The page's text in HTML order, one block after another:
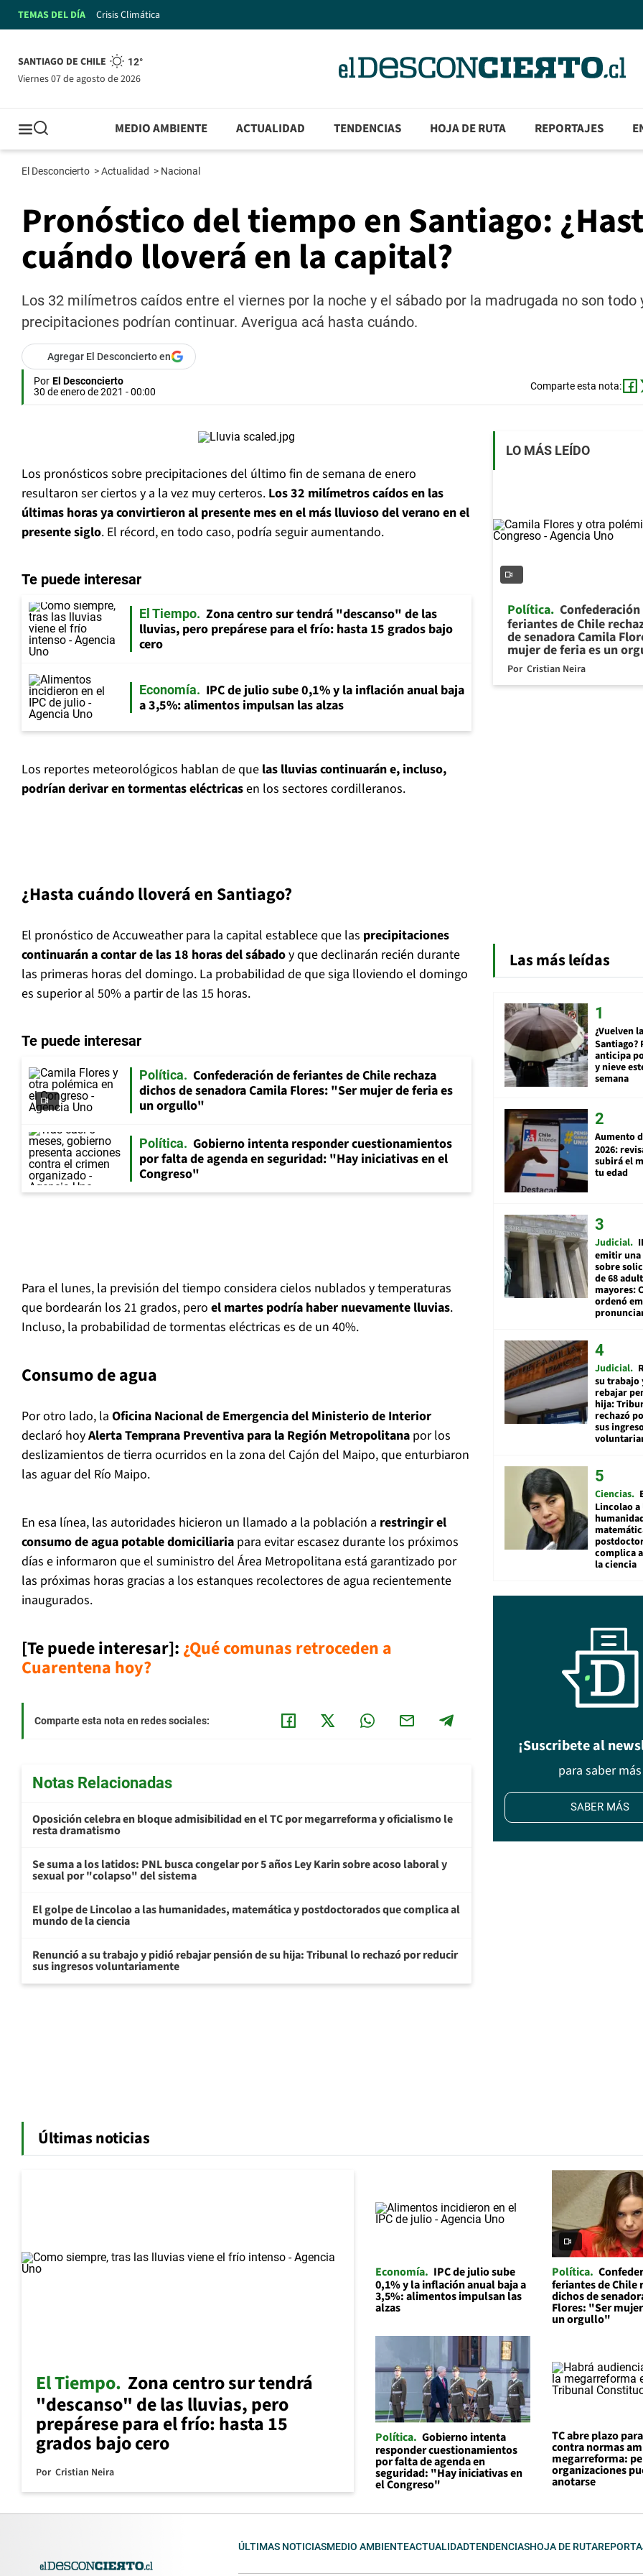
TEMAS DEL DÍA Crisis Climática
SANTIAGO DE CHILE 12°
viernes 07 de agosto de 2026
MEDIO AMBIENTE ACTUALIDAD TENDENCIAS HOJA DE RUTA REPORTAJES
El Desconcierto >Actualidad > Nacional
Pronóstico del tiempo en Santiago:
cuándo lloverá en la capital?
Los 32 milímetros caídos entre el viernes por la noche y el sábado por la madrugada no son todo
precipitaciones podrían continuar. Averigua acá hasta cuándo.
Agregar El Desconcierto en
Por El Desconcierto
30 de enero de 2021 - 00:00
Comparte esta nota:
Los pronósticos sobre precipitaciones del último fin de semana de enero
resultaron ser ciertos y a la vez muy certeros. Los 32 milímetros caídos en las
últimas horas ya convirtieron al presente mes en el más lluvioso del verano en el
presente siglo. El récord, en todo caso, podría seguir aumentando.
Te puede interesar
El Tiempo
Zona centro sur tendrá "descanso" de las
lluvias, pero prepárese para el frío: hasta 15 grados bajo
cero
Economía
IPC de julio sube 0,1% y la inflación anual baja
a 3,5%: alimentos impulsan las alzas
Los reportes meteorológicos hablan de que las lluvias continuarán e, incluso,
podrían derivar en tormentas eléctricasen los sectores cordilleranos.
¿Hasta cuándo lloverá en Santiago?
El pronóstico de Accuweather para la capital establece que las precipitaciones
continuarán a contar de las 18 horas del sábadoy que declinarán recién durante
las primeras horas del domingo. La probabilidad de que siga lloviendo el domingo
es superior al 50% a partir de las 15 horas.
Te puede interesar
Política
Confederación de feriantes de Chile rechaza
dichos de senadora Camila Flores: "Ser mujer de feria es
un orgullo"
Política
Gobierno intenta responder cuestionamientos
por falta de agenda en seguridad: "Hay iniciativas en el
Congreso"
Para el lunes, la previsión del tiempo considera cielos nublados y temperaturas
que bordearán los 21 grados, pero el martes podría haber nuevamente lluvias.
Incluso, la probabilidad de tormentas eléctricas es de un 40%.
Consumo de agua
Por otro lado, la Oficina Nacional de Emergencia del Ministerio de Interior
declaró hoyAlerta Temprana Preventiva para la Región Metropolitana por los
deslizamientos de tierra ocurridos en la zona del Cajón del Maipo, que enturbiaron
las aguar del Río Maipo.
En esa línea, las autoridades hicieron un llamado a la población a restringir el
consumo de agua potable domiciliaria para evitar escasez durante los próximos
días e informaron que el suministro del Área Metropolitana está garantizado por
las próximas horas gracias a los estanques recolectores de agua recientemente
inaugurados.
[Te puede interesar]: ¿Qué comunas retroceden a
Cuarentena hoy?
Comparte esta nota en redes sociales:
Notas Relacionadas
Oposición celebra en bloque admisibilidad en el TC por megarreforma y oficialismo le
resta dramatismo
Se suma a los latidos: PNL busca congelar por 5 años Ley Karin sobre acoso laboral y
sexual por "colapso" del sistema
El golpe de Lincolao a las humanidades, matemática y postdoctorados que complica al
mundo de la ciencia
Renunció a su trabajo y pidió rebajar pensión de su hija: Tribunal lo rechazó por reducir
sus ingresos voluntariamente
LO MÁS LEÍDO
Política Confederación
feriantes de Chile
de senadora Camila
mujer de feria es un
Por Cristian Neira
Las más leídas
¿Vuelven
Santiago?
anticipa
y nieve
semana
Aumento
2026:
subirá el
tu edad
Judicial
emitir
sobre
de 68
mayores:
ordenó
Judicial
su trabajo
rebajar
hija:
rechazó
sus
Ciencias
Lincolao a
complica
la ciencia
¡Suscribete al
para saber más
SABER MÁS
Últimas noticias
El Tiempo Zona centro sur tendrá
"descanso" de las lluvias, pero
prepárese para el frío: hasta 15
grados bajo cero
Por Cristian Neira
Economía
IPC de julio sube
0,1% y la inflación anual baja a
3,5%: alimentos impulsan las
alzas
Política
feriantes de Chile
dichos de
Flores: "Ser
un orgullo"
Política Gobierno intenta
responder cuestionamientos
por falta de agenda en
seguridad: "Hay iniciativas en
el Congreso"
TC abre plazo
contra normas
megarreforma:
organizaciones
anotarse
ÚLTIMAS NOTICIASMEDIO AMBIENTEACTUALIDADTENDENCIASHOJA DE RUTA